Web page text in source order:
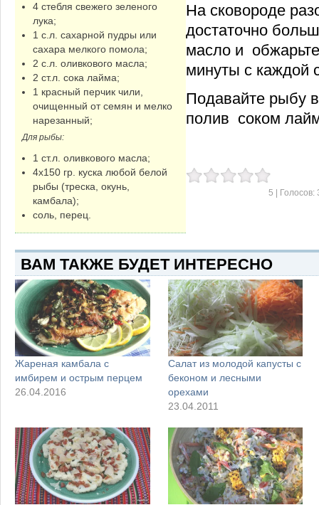
4 стебля свежего зеленого
лука;
1 с.л. сахарной пудры или
сахара мелкого помола;
2 с.л. оливкового масла;
2 ст.л. сока лайма;
1 красный перчик чили,
очищенный от семян и мелко
нарезанный;
Для рыбы:
1 ст.л. оливкового масла;
4х150 гр. куска любой белой
рыбы (треска, окунь,
камбала);
соль, перец.
На сковороде
достаточно
масло и
минуты с каждой
Подавайте рыбу
полив соком
5 | Голосов:
ВАМ ТАКЖЕ БУДЕТ ИНТЕРЕСНО
Жареная камбала с
имбирем и острым перцем
26.04.2016
Салат из молодой капусты с
беконом и лесными
орехами
23.04.2011